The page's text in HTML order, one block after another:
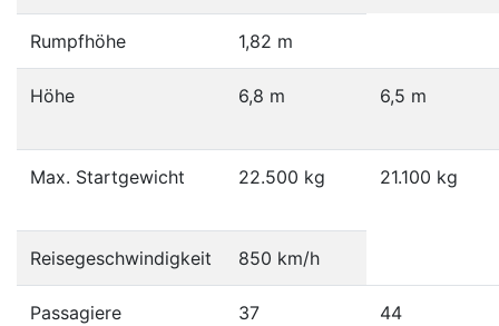
Rumpfhöhe 1,82 m
Höhe 6,8 m 6,5 m
Max. Startgewicht 22.500 kg 21.100 kg
Reisegeschwindigkeit 850 km/h
Passagiere 37 44